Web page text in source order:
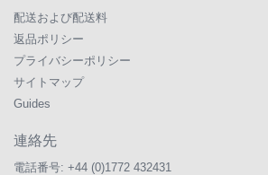
配送および配送料
返品ポリシー
プライバシーポリシー
サイトマップ
Guides
連絡先
電話番号: +44 (0)1772 432431